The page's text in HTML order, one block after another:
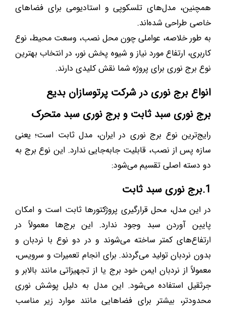
همچنین، مدل‌های تلسکوپی و استادیومی برای فضاهای
خاصی طراحی شده‌اند.
به طور خلاصه، عواملی چون محل نصب، وسعت محیط، نوع
کاربری، ارتفاع مورد نیاز و شیوه پخش نور، در انتخاب بهترین
نوع برج نوری برای پروژه شما نقش کلیدی دارند.
انواع برج نوری در شرکت پرتوسازان بدیع
برج نوری سبد ثابت و برج نوری سبد متحرک
رایج‌ترین نوع برج نوری در ایران، مدل ثابت است؛ یعنی
سازه پس از نصب، قابلیت جابه‌جایی ندارد. این نوع برج به
دو دسته اصلی تقسیم می‌شود:
1.برج نوری سبد ثابت
در این مدل، محل قرارگیری پروژکتورها ثابت است و امکان
پایین آوردن سبد وجود ندارد. این برج‌ها معمولاً در
ارتفاع‌های کمتر ساخته می‌شوند و در دو نوع با نردبان و
بدون نردبان تولید می‌گردند. برای انجام تعمیرات و سرویس،
معمولاً از نردبان ایمن خود برج یا از تجهیزاتی مانند بالابر و
جرثقیل استفاده می‌شود. این مدل به دلیل پوشش نوری
محدودتر، بیشتر برای فضاهایی مانند موارد زیر مناسب